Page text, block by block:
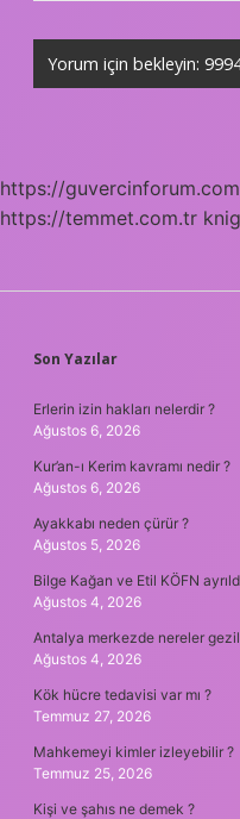
https://guvercinforum.com
https://temmet.com.tr
SIDEBAR
Son Yazılar
Erlerin izin hakları nelerdir ?
Ağustos 6, 2026
Kur’an-ı Kerim kavramı nedir ?
Ağustos 6, 2026
Ayakkabı neden çürür ?
Ağustos 5, 2026
Bilge Kağan ve Etil KÖFN
Ağustos 4, 2026
Antalya merkezde nereler
Ağustos 4, 2026
Kök hücre tedavisi var mı ?
Temmuz 27, 2026
Mahkemeyi kimler izleyebilir ?
Temmuz 25, 2026
Kişi ve şahıs ne demek ?